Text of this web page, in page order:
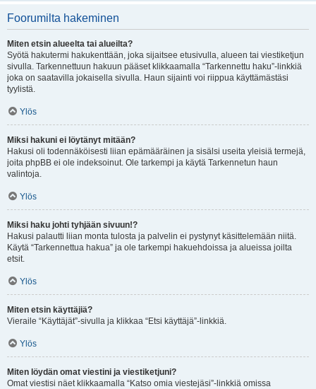
Foorumilta hakeminen
Miten etsin alueelta tai alueilta?
Syötä hakutermi hakukenttään, joka sijaitsee etusivulla, alueen tai viestiketjun
sivulla. Tarkennettuun hakuun pääset klikkaamalla “Tarkennettu haku”-linkkiä
joka on saatavilla jokaisella sivulla. Haun sijainti voi riippua käyttämästäsi
tyylistä.
Ylös
Miksi hakuni ei löytänyt mitään?
Hakusi oli todennäköisesti liian epämääräinen ja sisälsi useita yleisiä termejä,
joita phpBB ei ole indeksoinut. Ole tarkempi ja käytä Tarkennetun haun
valintoja.
Ylös
Miksi haku johti tyhjään sivuun!?
Hakusi palautti liian monta tulosta ja palvelin ei pystynyt käsittelemään niitä.
Käytä “Tarkennettua hakua” ja ole tarkempi hakuehdoissa ja alueissa joilta
etsit.
Ylös
Miten etsin käyttäjiä?
Vieraile “Käyttäjät”-sivulla ja klikkaa “Etsi käyttäjä”-linkkiä.
Ylös
Miten löydän omat viestini ja viestiketjuni?
Omat viestisi näet klikkaamalla “Katso omia viestejäsi”-linkkiä omissa